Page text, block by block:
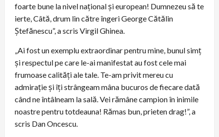
foarte bune la nivel național și european! Dumnezeu să te
ierte, Câtă, drum lin către îngeri George Cătălin
Ștefănescu”, a scris Virgil Ghinea.
„Ai fost un exemplu extraordinar pentru mine, bunul simț
și respectul pe care le-ai manifestat au fost cele mai
frumoase calități ale tale. Te-am privit mereu cu
admirație și îți strângeam mâna bucuros de fiecare dată
când ne întâlneam la sală. Vei rămâne campion în inimile
noastre pentru totdeauna! Rămas bun, prieten drag!”, a
scris Dan Oncescu.